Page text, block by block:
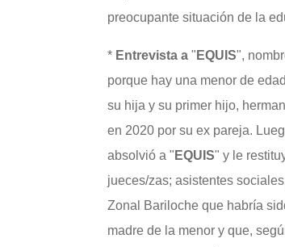
preocupante situación de la
* Entrevista a " EQUIS",
porque hay una menor de
su hija y su primer hijo,
en 2020 por su ex pareja.
absolvió a " EQUIS" y le
jueces/zas; asistentes
Zonal Bariloche que habría
madre de la menor y que,